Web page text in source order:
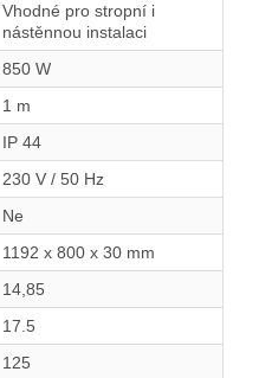
Vhodné pro stropní i
nástěnnou instalaci
850 W
1 m
IP 44
230 V / 50 Hz
Ne
1192 x 800 x 30 mm
14,85
17.5
125